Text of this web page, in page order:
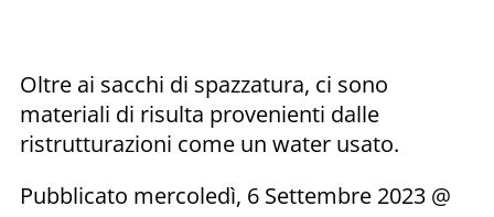
Oltre ai sacchi di spazzatura, ci sono
materiali di risulta provenienti dalle
ristrutturazioni come un water usato.
Pubblicato mercoledì, 6 Settembre 2023 @